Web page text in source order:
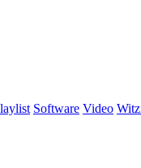
Software Video